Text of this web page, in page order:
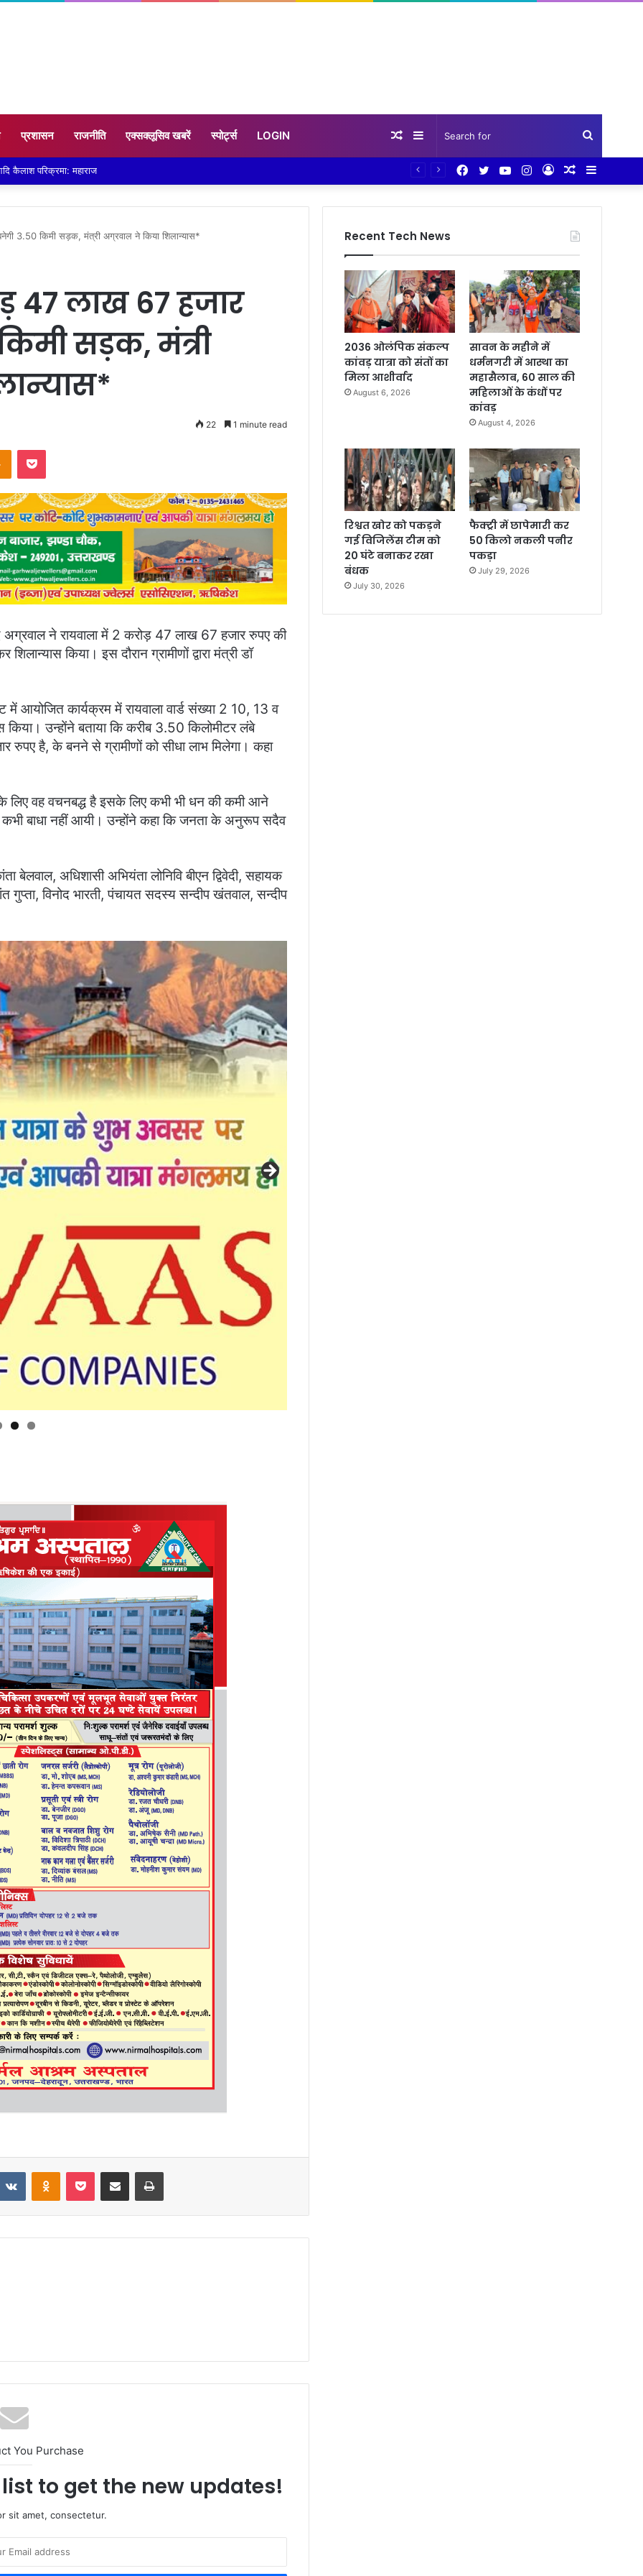
प्रशासन राजनीति एक्सक्लूसिव खबरें स्पोर्ट्स LOGIN Search
for
Sidebar
Random
हुई पानी-पानी Sidebar
Random
Log
Instagram
YouTube
Twitter
Facebook
3.50 किमी सड़क, मंत्री अग्रवाल ने किया शिलान्यास*
47 लाख 67 हजार
सड़क, मंत्री
22 1 minute read
Odnoklassniki
Pocket
अग्रवाल ने रायवाला में 2 करोड़ 47 लाख 67 हजार रुपए की
किया। इस दौरान ग्रामीणों द्वारा मंत्री डॉ
में आयोजित कार्यक्रम में रायवाला वार्ड संख्या 2 10, 13 व
किया। उन्होंने बताया कि करीब 3.50 किलोमीटर लंबे
है, के बनने से ग्रामीणों को सीधा लाभ मिलेगा। कहा
लिए वह वचनबद्ध है इसके लिए कभी भी धन की कमी आने
कभी बाधा नहीं आयी। उन्होंने कहा कि जनता के अनुरूप सदैव
बेलवाल, अधिशासी अभियंता लोनिवि बीएन द्विवेदी, सहायक
गुप्ता, विनोद भारती, पंचायत सदस्य सन्दीप खंतवाल, सन्दीप
VKontakteOdnoklassniki
Pocket Share via Email Print
You Purchase
to get the new updates!
sit amet, consectetur.
Recent Tech News
2036 ओलंपिक संकल्प
कांवड़ यात्रा को संतों का
मिला आशीर्वाद
August 6, 2026
सावन के महीने में
धर्मनगरी में आस्था का
महासैलाब, 60 साल की
महिलाओं के कंधों पर
कांवड़
August 4, 2026
रिश्वत खोर को पकड़ने
गई विजिलेंस टीम को
20 घंटे बनाकर रखा
बंधक
July 30, 2026
फैक्ट्री में छापेमारी कर
50 किलो नकली पनीर
पकड़ा
July 29, 2026